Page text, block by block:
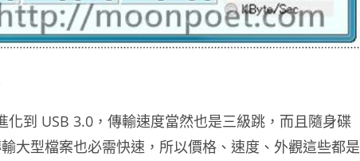
到 USB 3.0，傳輸速度當然也是三級跳，而且隨身碟
大型檔案也必需快速，所以價格、速度、外觀這些都是